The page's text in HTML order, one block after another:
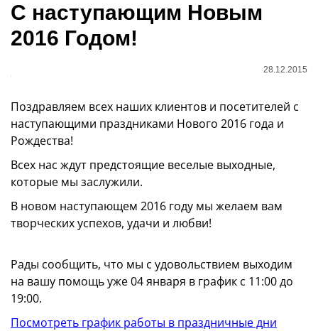
С наступающим Новым
2016 Годом!
28.12.2015
Поздравляем всех наших клиентов и посетителей с
наступающими праздниками Нового 2016 года и
Рождества!
Всех нас ждут предстоящие веселые выходные,
которые мы заслужили.
В новом наступающем 2016 году мы желаем вам
творческих успехов, удачи и любви!
Рады сообщить, что мы с удовольствием выходим
на вашу помощь уже 04 января в график с 11:00 до
19:00.
Посмотреть график работы в праздничные дни